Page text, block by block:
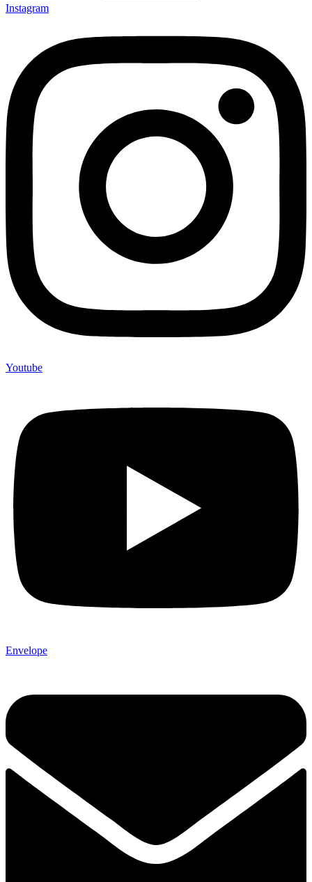
Instagram
Youtube
Envelope